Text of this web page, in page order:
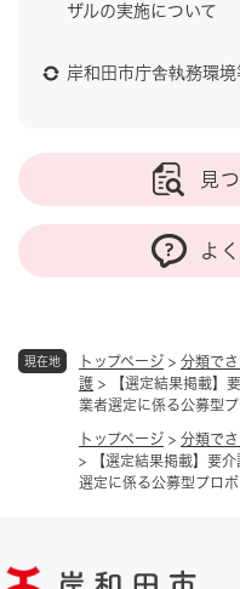
現在地 トップページ > 分類で
護 >
【選定結果掲載】
業者選定に係る公募型
トップページ > 分類で
>
【選定結果掲載】要
選定に係る公募型プロ
ザルの実施について
岸和田市庁舎執務環
見
よ